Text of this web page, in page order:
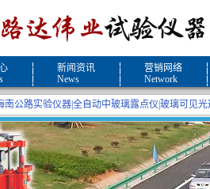
新闻资讯
News
营销网络
Network
南公路实验仪器全自动中玻璃露点仪 玻璃可见